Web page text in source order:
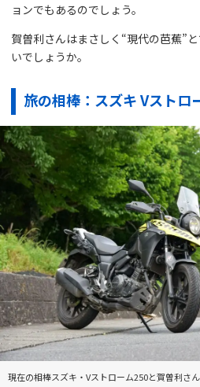
ョンでもあるのでしょう。
賀曽利さんはまさしく“現代の芭蕉”
いでしょうか。
旅の相棒：スズキ Vストロ
現在の相棒スズキ・Vストローム250と賀曽利さん